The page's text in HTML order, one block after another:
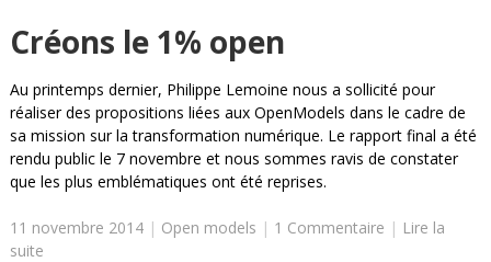
Créons le 1% open
Au printemps dernier, Philippe Lemoine nous a sollicité pour
réaliser des propositions liées aux OpenModels dans le cadre de
sa mission sur la transformation numérique. Le rapport final a été
rendu public le 7 novembre et nous sommes ravis de constater
que les plus emblématiques ont été reprises.
11 novembre 2014| Open models | 1 Commentaire | Lire la
suite